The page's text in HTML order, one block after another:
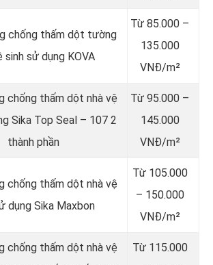
chống thấm dột tường
sinh sử dụng KOVA
Từ 85.000 –
135.000
VNĐ/m²
chống thấm dột nhà vệ
Sika Top Seal – 107 2
thành phần
Từ 95.000 –
145.000
VNĐ/m²
chống thấm dột nhà vệ
dụng Sika Maxbon
Từ 105.000
– 150.000
VNĐ/m²
chống thấm dột nhà vệ
Từ 115.000